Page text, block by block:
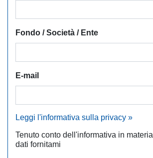
Fondo / Società / Ente
E-mail
Leggi l'informativa sulla privacy »
Tenuto conto dell'informativa in
dati fornitami